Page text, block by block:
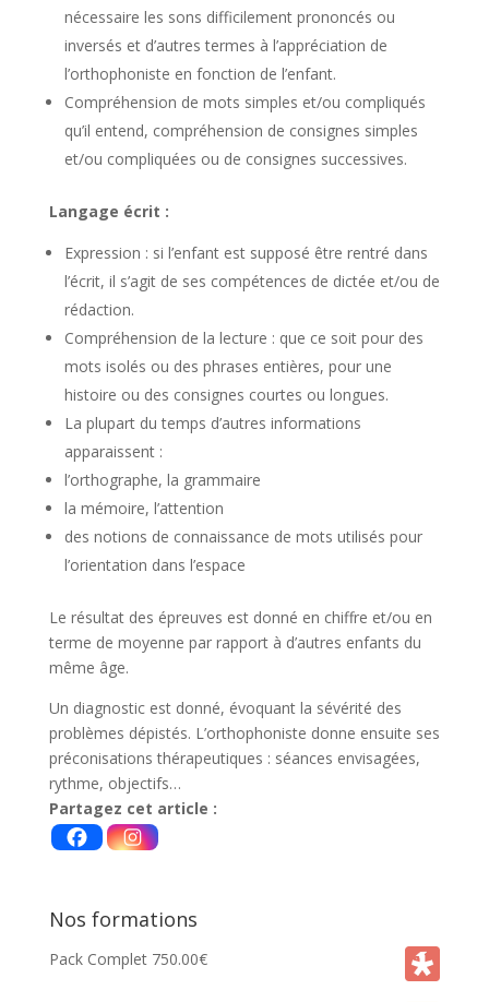
nécessaire les sons difficilement prononcés ou
inversés et d’autres termes à l’appréciation de
l’orthophoniste en fonction de l’enfant.
Compréhension de mots simples et/ou compliqués
qu’il entend, compréhension de consignes simples
et/ou compliquées ou de consignes successives.
Langage écrit :
Expression : si l’enfant est supposé être rentré dans
l’écrit, il s’agit de ses compétences de dictée et/ou de
rédaction.
Compréhension de la lecture : que ce soit pour des
mots isolés ou des phrases entières, pour une
histoire ou des consignes courtes ou longues.
La plupart du temps d’autres informations
apparaissent :
l’orthographe, la grammaire
la mémoire, l’attention
des notions de connaissance de mots utilisés pour
l’orientation dans l’espace
Le résultat des épreuves est donné en chiffre et/ou en
terme de moyenne par rapport à d’autres enfants du
même âge.
Un diagnostic est donné, évoquant la sévérité des
problèmes dépistés. L’orthophoniste donne ensuite ses
préconisations thérapeutiques : séances envisagées,
rythme, objectifs…
Partagez cet article :
Nos formations
Pack Complet 750.00€